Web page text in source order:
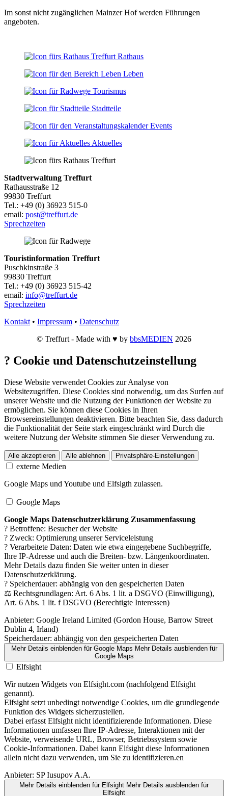
Im sonst nicht zugänglichen Mainzer Hof werden Führungen
angeboten.
Rathaus
Leben
Tourismus
Stadtteile
Events
Aktuelles
Stadtverwaltung Treffurt
Rathausstraße 12
99830 Treffurt
Tel.: +49 (0) 36923 515-0
email: post@treffurt.de
Sprechzeiten
Touristinformation Treffurt
Puschkinstraße 3
99830 Treffurt
Tel.: +49 (0) 36923 515-42
email: info@treffurt.de
Sprechzeiten
Kontakt • Impressum • Datenschutz
© Treffurt - Made with ♥ by bbsMEDIEN 2026
? Cookie und Datenschutzeinstellung
Diese Website verwendet Cookies zur Analyse von
Websitezugriffen. Diese Cookies sind notwendig, um das Surfen auf
unserer Website und die Nutzung der Funktionen der Website zu
ermöglichen. Sie können diese Cookies in Ihren
Browsereinstellungen deaktivieren. Bitte beachten Sie, dass dadurch
die Funktionalität der Seite stark eingeschränkt wird Durch die
weitere Nutzung der Website stimmen Sie dieser Verwendung zu.
Alle akzeptieren Alle ablehnen Privatsphäre-Einstellungen
externe Medien
Google Maps und Youtube und Elfsigth zulassen.
Google Maps
Google Maps Datenschutzerklärung Zusammenfassung
? Betroffene: Besucher der Website
? Zweck: Optimierung unserer Serviceleistung
? Verarbeitete Daten: Daten wie etwa eingegebene Suchbegriffe,
Ihre IP-Adresse und auch die Breiten- bzw. Längenkoordinaten.
Mehr Details dazu finden Sie weiter unten in dieser
Datenschutzerklärung.
? Speicherdauer: abhängig von den gespeicherten Daten
⚖️ Rechtsgrundlagen: Art. 6 Abs. 1 lit. a DSGVO (Einwilligung),
Art. 6 Abs. 1 lit. f DSGVO (Berechtigte Interessen)
Anbieter: Google Ireland Limited (Gordon House, Barrow Street
Dublin 4, Irland)
Speicherdauer: abhängig von den gespeicherten Daten
Mehr Details einblendenfür Google Maps Mehr Details ausblendenfür
Google Maps
Elfsight
Wir nutzen Widgets von Elfsight.com (nachfolgend Elfsight
genannt).
Elfsight setzt unbedingt notwendige Cookies, um die grundlegende
Funktion des Widgets sicherzustellen.
Dabei erfasst Elfsight nicht identifizierende Informationen. Diese
Informationen umfassen Ihre IP-Adresse, Interaktionen mit der
Website, verweisende URL, Browser, Betriebssystem sowie
Cookie-Informationen. Dabei kann Elfsight diese Informationen
allein nicht dazu verwenden, um Sie zu identifizieren.en
Anbieter: SP Iusupov A.A.
Mehr Details einblenden für Elfsight Mehr Details ausblenden für
Elfsight